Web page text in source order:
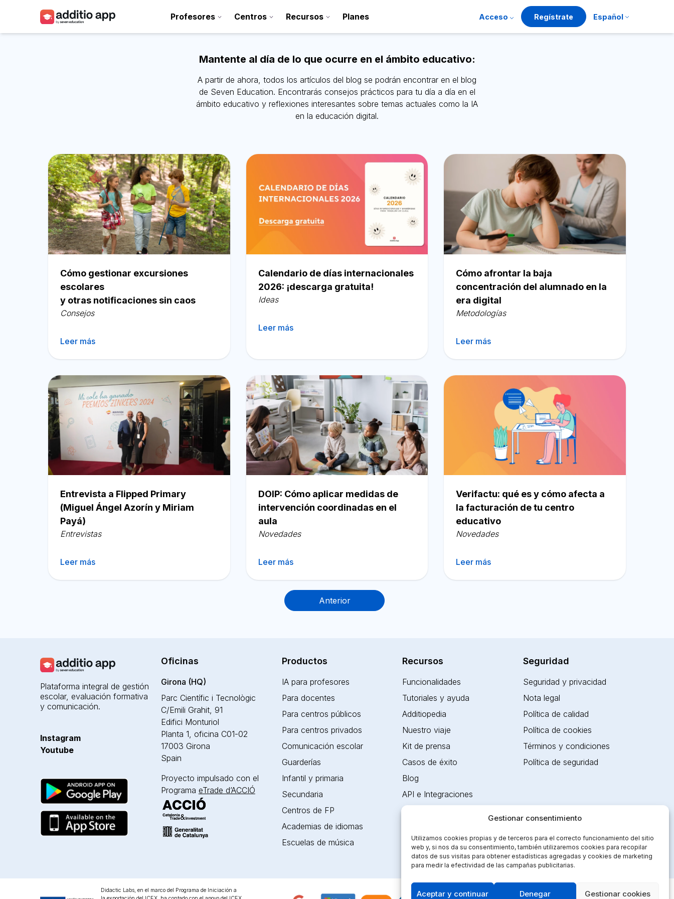
Gestionar consentimiento
Utilizamos cookies propias y de terceros para el correcto funcionamiento del sitio
web y, si nos da su consentimiento, también utilizaremos cookies para recopilar
datos de sus visitas para obtener estadísticas agregadas y cookies de marketing
para medir la efectividad de las campañas publicitarias.
Aceptar y continuar Denegar Gestionar cookies
Profesores Centros Recursos Planes Acceso Regístrate Español
Contacto
Español
Mantente al día de lo que ocurre en el ámbito educativo:
A partir de ahora, todos los artículos del blog se podrán encontrar en el blog
de Seven Education. Encontrarás consejos prácticos para tu día a día en el
ámbito educativo y reflexiones interesantes sobre temas actuales como la IA
en la educación digital.
Cómo gestionar excursiones
escolares
y otras notificaciones sin caos
Consejos
Leer más
Calendario de días internacionales
2026: ¡descarga gratuita!
Ideas
Leer más
Cómo afrontar la baja
concentración del alumnado en la
era digital
Metodologías
Leer más
Entrevista a Flipped Primary
(Miguel Ángel Azorín y Miriam
Payá)
Entrevistas
Leer más
DOIP: Cómo aplicar medidas de
intervención coordinadas en el
aula
Novedades
Leer más
Verifactu: qué es y cómo afecta a
la facturación de tu centro
educativo
Novedades
Leer más
Anterior
Plataforma integral de gestión
escolar, evaluación formativa
y comunicación.
Instagram
Youtube
Oficinas
Girona (HQ)
Parc Científic i Tecnològic
C/Emili Grahit, 91
Edifici Monturiol
Planta 1, oficina C01-02
17003 Girona
Spain
Proyecto impulsado con el
Programa eTrade d’ACCIÓ
Productos
IA para profesores
Para docentes
Para centros públicos
Para centros privados
Comunicación escolar
Guarderías
Infantil y primaria
Secundaria
Centros de FP
Academias de idiomas
Escuelas de música
Recursos
Funcionalidades
Tutoriales y ayuda
Additiopedia
Nuestro viaje
Kit de prensa
Casos de éxito
Blog
API e Integraciones
Certificaciones
Contacto
Seguridad
Seguridad y privacidad
Nota legal
Política de calidad
Política de cookies
Términos y condiciones
Política de seguridad
Didactic Labs, en el marco del Programa de Iniciación a